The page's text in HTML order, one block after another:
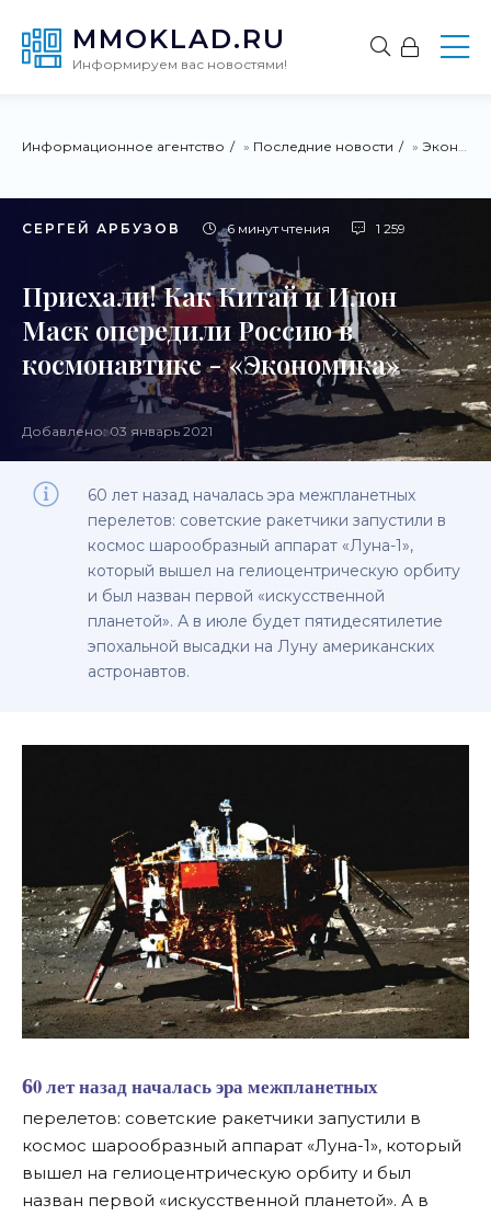
MMOKLAD.RU
Информируем вас новостями!
Информационное агентство » Последние новости » Экономика
СЕРГЕЙ АРБУЗОВ 6 минут чтения 1 259
Приехали! Как Китай и Илон
Маск опередили Россию в
космонавтике - «Экономика»
Добавлено: 03 январь 2021
60 лет назад началась эра межпланетных
перелетов: советские ракетчики запустили в
космос шарообразный аппарат «Луна-1»,
который вышел на гелиоцентрическую орбиту
и был назван первой «искусственной
планетой». А в июле будет пятидесятилетие
эпохальной высадки на Луну американских
астронавтов.
60 лет назад началась эра межпланетных
перелетов: советские ракетчики запустили в
космос шарообразный аппарат «Луна-1», который
вышел на гелиоцентрическую орбиту и был
назван первой «искусственной планетой». А в